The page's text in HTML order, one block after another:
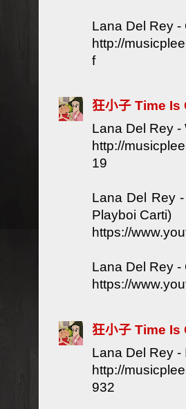
Lana Del Rey -
http://
f
狂小子 Time
Lana Del Rey -
http://
19
Lana Del Rey
Playboi Carti)
https://
Lana Del Rey -
https://
狂小子 Time
Lana Del Rey -
http://
932